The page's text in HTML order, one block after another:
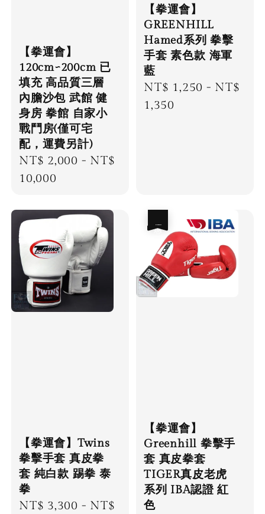
【拳運會】
120cm~200cm 已
填充 高品質三層
內膽沙包 武館 健
身房 拳館 自家小
戰鬥房(僅可宅
配，運費另計)
Regular
price
NT$ 2,000 - NT$
10,000
【拳運會】
GREENHILL
Hamed系列 拳擊
手套 素色款 海軍
藍
Regular
price
NT$ 1,250 - NT$
1,350
【拳運會】Twins
拳擊手套 真皮拳
套 純白款 踢拳 泰
拳
Regular
NT$ 3,300 - NT$
【拳運會】
Greenhill 拳擊手
套 真皮拳套
TIGER真皮老虎
系列 IBA認證 紅
色